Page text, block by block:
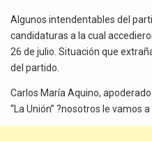
Algunos intendentables del
candidaturas a la cual
26 de julio. Situación que
del partido.
Carlos María Aquino,
“La Unión” ?nosotros le vamos